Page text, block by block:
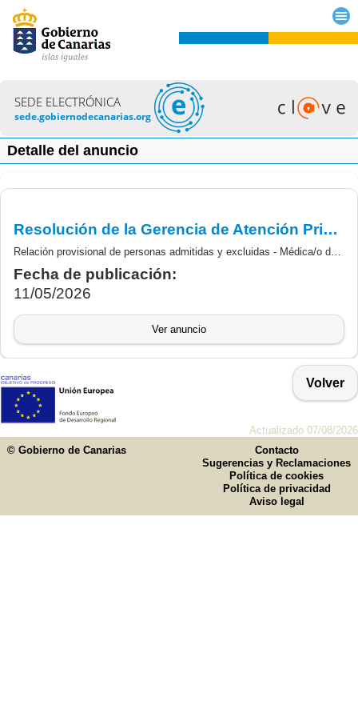
SEDE ELECTRÓNICA
sede.gobiernodecanarias.org
Detalle del anuncio
Resolución de la Gerencia de Atención Primaria Área de Salud de Gran Canaria, aprueba la relación provisional de aspirantes admitidas y excluidas en el marco de convocatoria para la constitución de Lista de Empleo Supletoria Médica/o de Familia.
Relación provisional de personas admitidas y excluidas - Médica/o de Familia.
Fecha de publicación:
11/05/2026
Ver anuncio
Volver
Actualizado 07/08/2026
© Gobierno de Canarias
Contacto
Sugerencias y Reclamaciones
Política de cookies
Política de privacidad
Aviso legal